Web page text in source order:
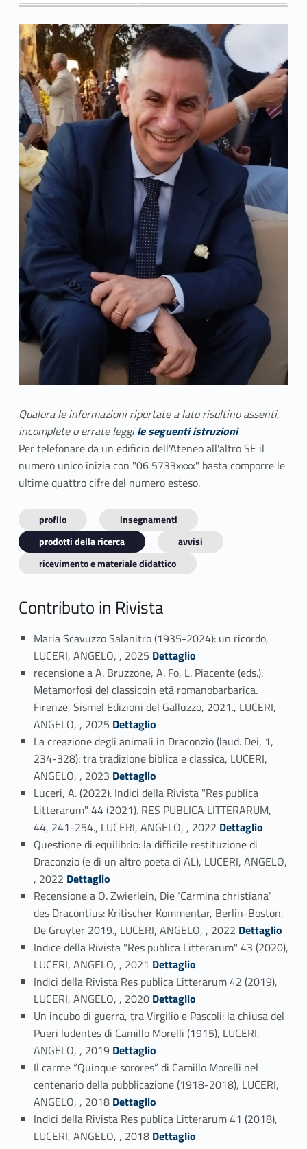
Qualora le informazioni riportate a lato risultino assenti,
incomplete o errate leggile seguenti istruzioni
Per telefonare da un edificio dell'Ateneo all'altro SE il
numero unico inizia con "06 5733xxxx" basta comporre le
ultime quattro cifre del numero esteso.
profilo
insegnamenti
prodotti della ricerca
avvisi
ricevimento e materiale didattico
Contributo in Rivista
Maria Scavuzzo Salanitro (1935-2024): un ricordo,
LUCERI, ANGELO, , 2025 Link identifier #identifier_person_123436-1Dettaglio
recensione a A. Bruzzone, A. Fo, L. Piacente (eds.):
Metamorfosi del classicoin età romanobarbarica.
Firenze, Sismel Edizioni del Galluzzo, 2021., LUCERI,
ANGELO, , 2025 Link identifier #identifier_person_117272-2Dettaglio
La creazione degli animali in Draconzio (laud. Dei, 1,
234-328): tra tradizione biblica e classica, LUCERI,
ANGELO, , 2023 Link identifier #identifier_person_190011-3Dettaglio
Luceri, A. (2022). Indici della Rivista "Res publica
Litterarum" 44 (2021). RES PUBLICA LITTERARUM,
44, 241-254., LUCERI, ANGELO, , 2022 Link identifier #identifier_person_172469-4Dettaglio
Questione di equilibrio: la difficile restituzione di
Draconzio (e di un altro poeta di AL), LUCERI, ANGELO,
, 2022 Link identifier #identifier_person_62707-5Dettaglio
Recensione a O. Zwierlein, Die ‘Carmina christiana’
des Dracontius: Kritischer Kommentar, Berlin-Boston,
De Gruyter 2019., LUCERI, ANGELO, , 2022 Link identifier #identifier_person_91756-6Dettaglio
Indice della Rivista "Res publica Litterarum" 43 (2020),
LUCERI, ANGELO, , 2021Link identifier #identifier_person_39142-7Dettaglio
Indici della Rivista Res publica Litterarum 42 (2019),
LUCERI, ANGELO, , 2020 Link identifier #identifier_person_60631-8Dettaglio
Un incubo di guerra, tra Virgilio e Pascoli: la chiusa del
Pueri ludentes di Camillo Morelli (1915), LUCERI,
ANGELO, , 2019 Link identifier #identifier_person_144003-9Dettaglio
Il carme “Quinque sorores” di Camillo Morelli nel
centenario della pubblicazione (1918-2018), LUCERI,
ANGELO, , 2018Link identifier #identifier_person_164557-10
Dettaglio
Indici della Rivista Res publica Litterarum 41 (2018),
LUCERI, ANGELO, , 2018 Link identifier #identifier_person_88618-11
Dettaglio